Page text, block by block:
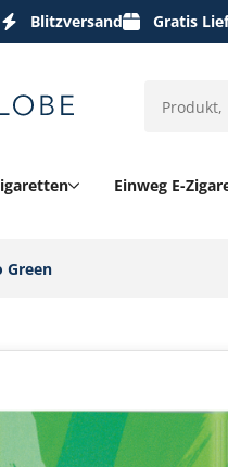
Blitzversand Gratis
Einweg E-
Green‎